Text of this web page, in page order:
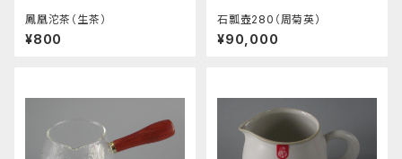
鳳凰沱茶（生茶）
¥800
石瓢壺280（周菊英）
¥90,000